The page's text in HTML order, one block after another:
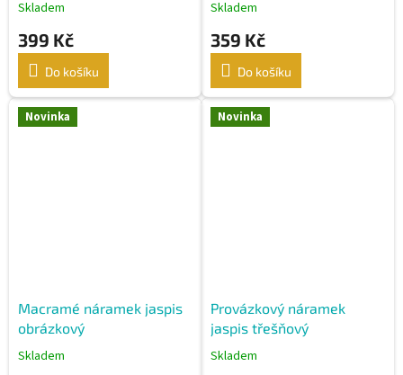
Skladem
399 Kč
Do košíku
Skladem
359 Kč
Do košíku
Novinka
Macramé náramek jaspis
obrázkový
Skladem
Novinka
Provázkový náramek
jaspis třešňový
Skladem